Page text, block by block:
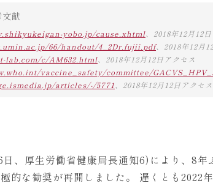
献
yobo.jp/cause.xhtml、2018年12月12
66/handout/4_2Dr.fujii.pdf、2018年12月
lab.com/c/AM632.html、2018年12月12日アクセス
vaccine_safety/committee/
articles/-/5771、2018年12月12日アクセス
日、厚生労働省健康局長通知6)により、8
的な勧奨が再開しました。 遅くとも2022